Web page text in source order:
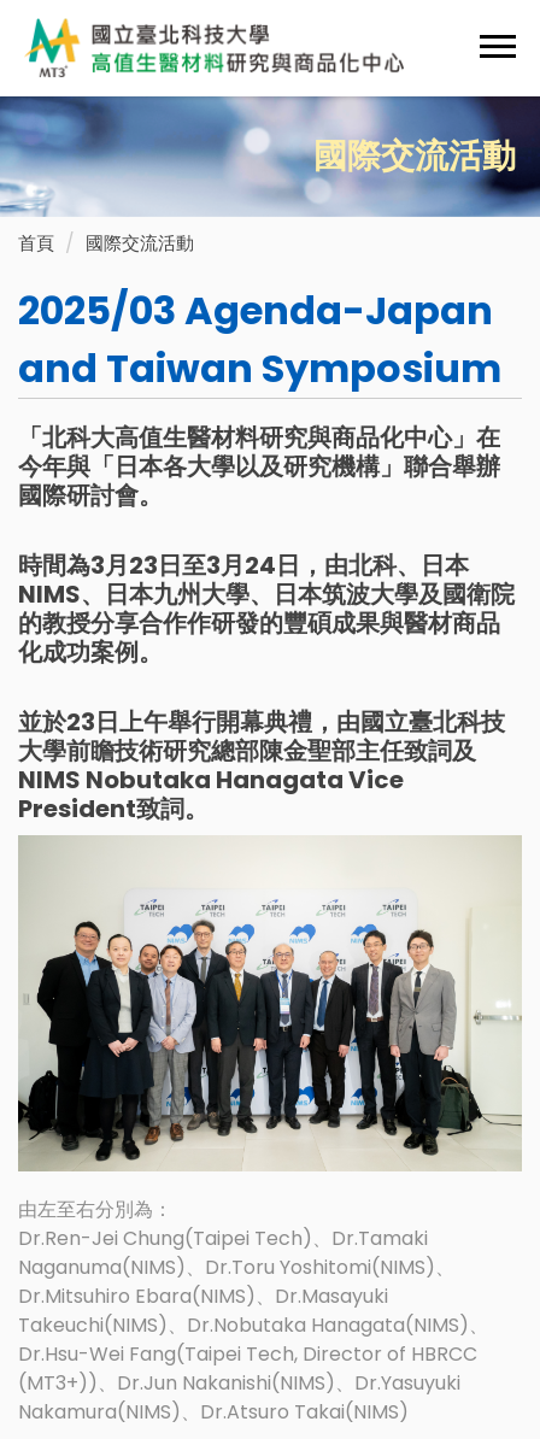
要
內
容
區
國際交流活動
首頁 國際交流活動
2025/03 Agenda-Japan
and Taiwan Symposium
「北科大高值生醫材料研究與商品化中心」在
今年與「日本各大學以及研究機構」聯合舉辦
國際研討會。
時間為3月23日至3月24日，由北科、日本
NIMS、日本九州大學、日本筑波大學及國衛院
的教授分享合作作研發的豐碩成果與醫材商品
化成功案例。
並於23日上午舉行開幕典禮，由國立臺北科技
大學前瞻技術研究總部陳金聖部主任致詞及
NIMS Nobutaka Hanagata Vice
President致詞。
由左至右分別為：
Dr.Ren-Jei Chung(Taipei Tech)、Dr.Tamaki
Naganuma(NIMS)、Dr.Toru Yoshitomi(NIMS)、
Dr.Mitsuhiro Ebara(NIMS)、Dr.Masayuki
Takeuchi(NIMS)、Dr.Nobutaka Hanagata(NIMS)、
Dr.Hsu-Wei Fang(Taipei Tech, Director of HBRCC
(MT3+))、Dr.Jun Nakanishi(NIMS)、Dr.Yasuyuki
Nakamura(NIMS)、Dr.Atsuro Takai(NIMS)